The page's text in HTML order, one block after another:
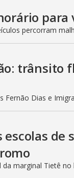
para
percorram
trânsito
Fernão Dias e
escolas
marginal Tietê